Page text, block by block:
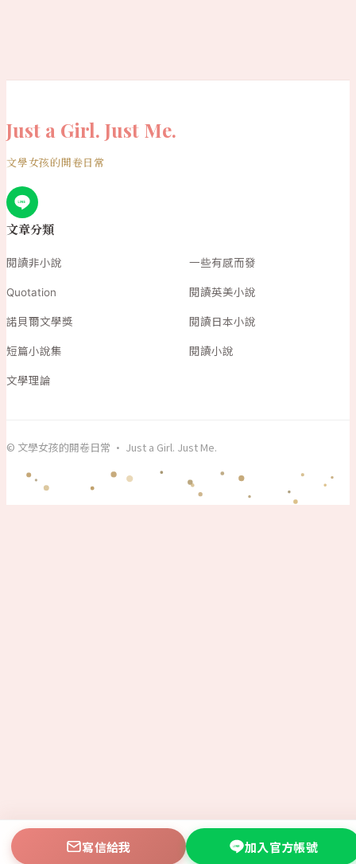
Just a Girl. Just Me.
文學女孩的開卷日常
文章分類
閱讀非小說 一些有感而發
Quotation 閱讀英美小說
諾貝爾文學獎 閱讀日本小說
短篇小說集 閱讀小說
文學理論
© 文學女孩的開卷日常 · Just a Girl. Just Me.
寫信給我 加入官方帳號